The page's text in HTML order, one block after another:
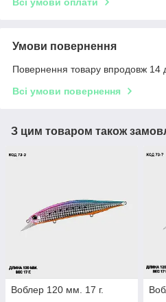
Всі умови оплати
Умови повернення
Повернення товару впродовж 14
Всі умови повернення
З цим товаром також
Воблер 120 мм. 17 г.